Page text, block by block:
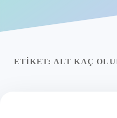
Yasal Uyarı
ETIKET: ALT KAÇ